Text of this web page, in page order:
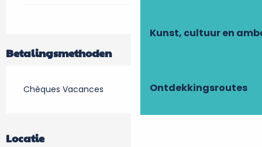
Kunst, cultuur en
Ontdekkingsroutes
Betalingsmethoden
Chèques Vacances
Locatie